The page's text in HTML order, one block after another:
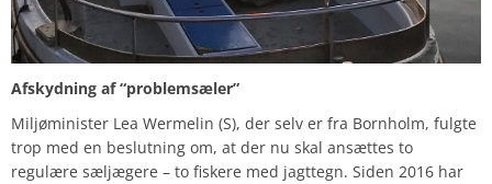
Afskydning af “problemsæler”
Miljøminister Lea Wermelin (S), der selv er fra Bornholm, fulgte
trop med en beslutning om, at der nu skal ansættes to
regulære sæljægere – to fiskere med jagttegn. Siden 2016 har